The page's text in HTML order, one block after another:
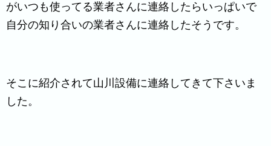
がいつも使ってる業者さんに連絡したらいっぱいで
自分の知り合いの業者さんに連絡したそうです。
そこに紹介されて山川設備に連絡してきて下さいま
した。